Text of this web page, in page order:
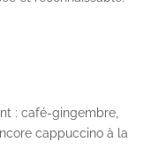
: café-gingembre,
cappuccino à la